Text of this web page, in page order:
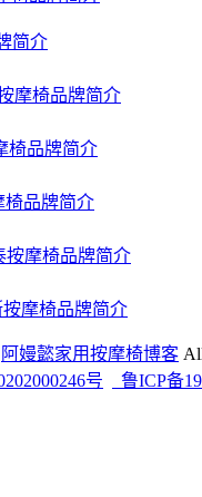
阿嫚懿家用按摩椅博客
号
鲁ICP备